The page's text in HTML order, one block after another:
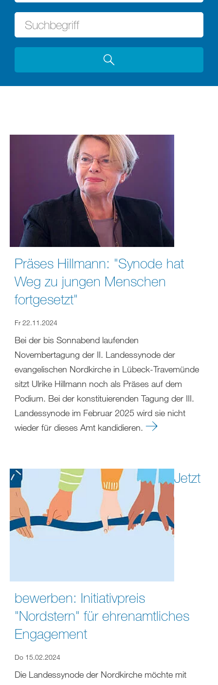
Präses Hillmann: "Synode hat
Weg zu jungen Menschen
fortgesetzt"
Fr 22.11.2024
Bei der bis Sonnabend laufenden
Novembertagung der II. Landessynode der
evangelischen Nordkirche in Lübeck-Travemünde
sitzt Ulrike Hillmann noch als Präses auf dem
Podium. Bei der konstituierenden Tagung der III.
Landessynode im Februar 2025 wird sie nicht
wieder für dieses Amt kandidieren.
Jetzt
bewerben: Initiativpreis
"Nordstern" für ehrenamtliches
Engagement
Do 15.02.2024
Die Landessynode der Nordkirche möchte mit